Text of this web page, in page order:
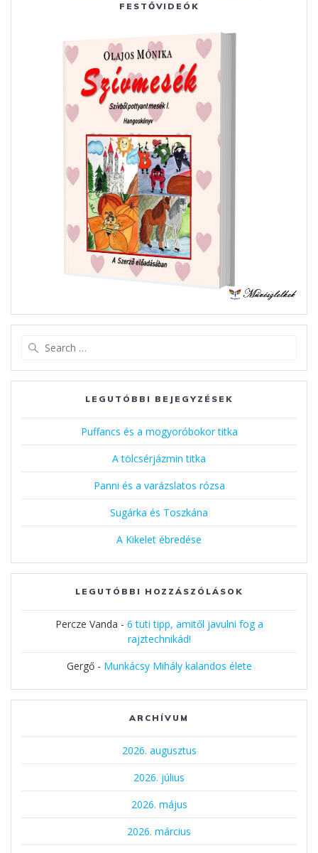
FESTŐVIDEÓK
LEGUTÓBBI BEJEGYZÉSEK
Puffancs és a mogyoróbokor titka
A tölcsérjázmin titka
Panni és a varázslatos rózsa
Sugárka és Toszkána
A Kikelet ébredése
LEGUTÓBBI HOZZÁSZÓLÁSOK
Percze Vanda - 6 tuti tipp, amitől javulni fog a
rajztechnikád!
Gergő- Munkácsy Mihály kalandos élete
ARCHÍVUM
2026. augusztus
2026. július
2026. május
2026. március